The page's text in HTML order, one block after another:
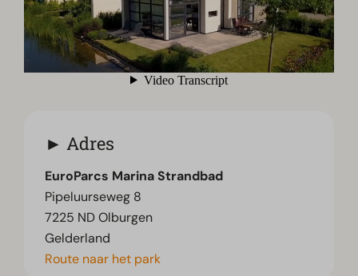
Adres
EuroParcs Marina Strandbad
Pipeluurseweg 8
7225 ND Olburgen
Gelderland
Route naar het park